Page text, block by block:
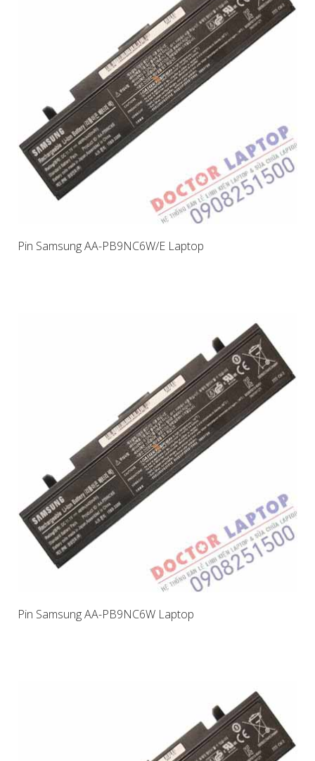
Pin Samsung AA-PB9NC6W/E Laptop
Pin Samsung AA-PB9NC6W Laptop